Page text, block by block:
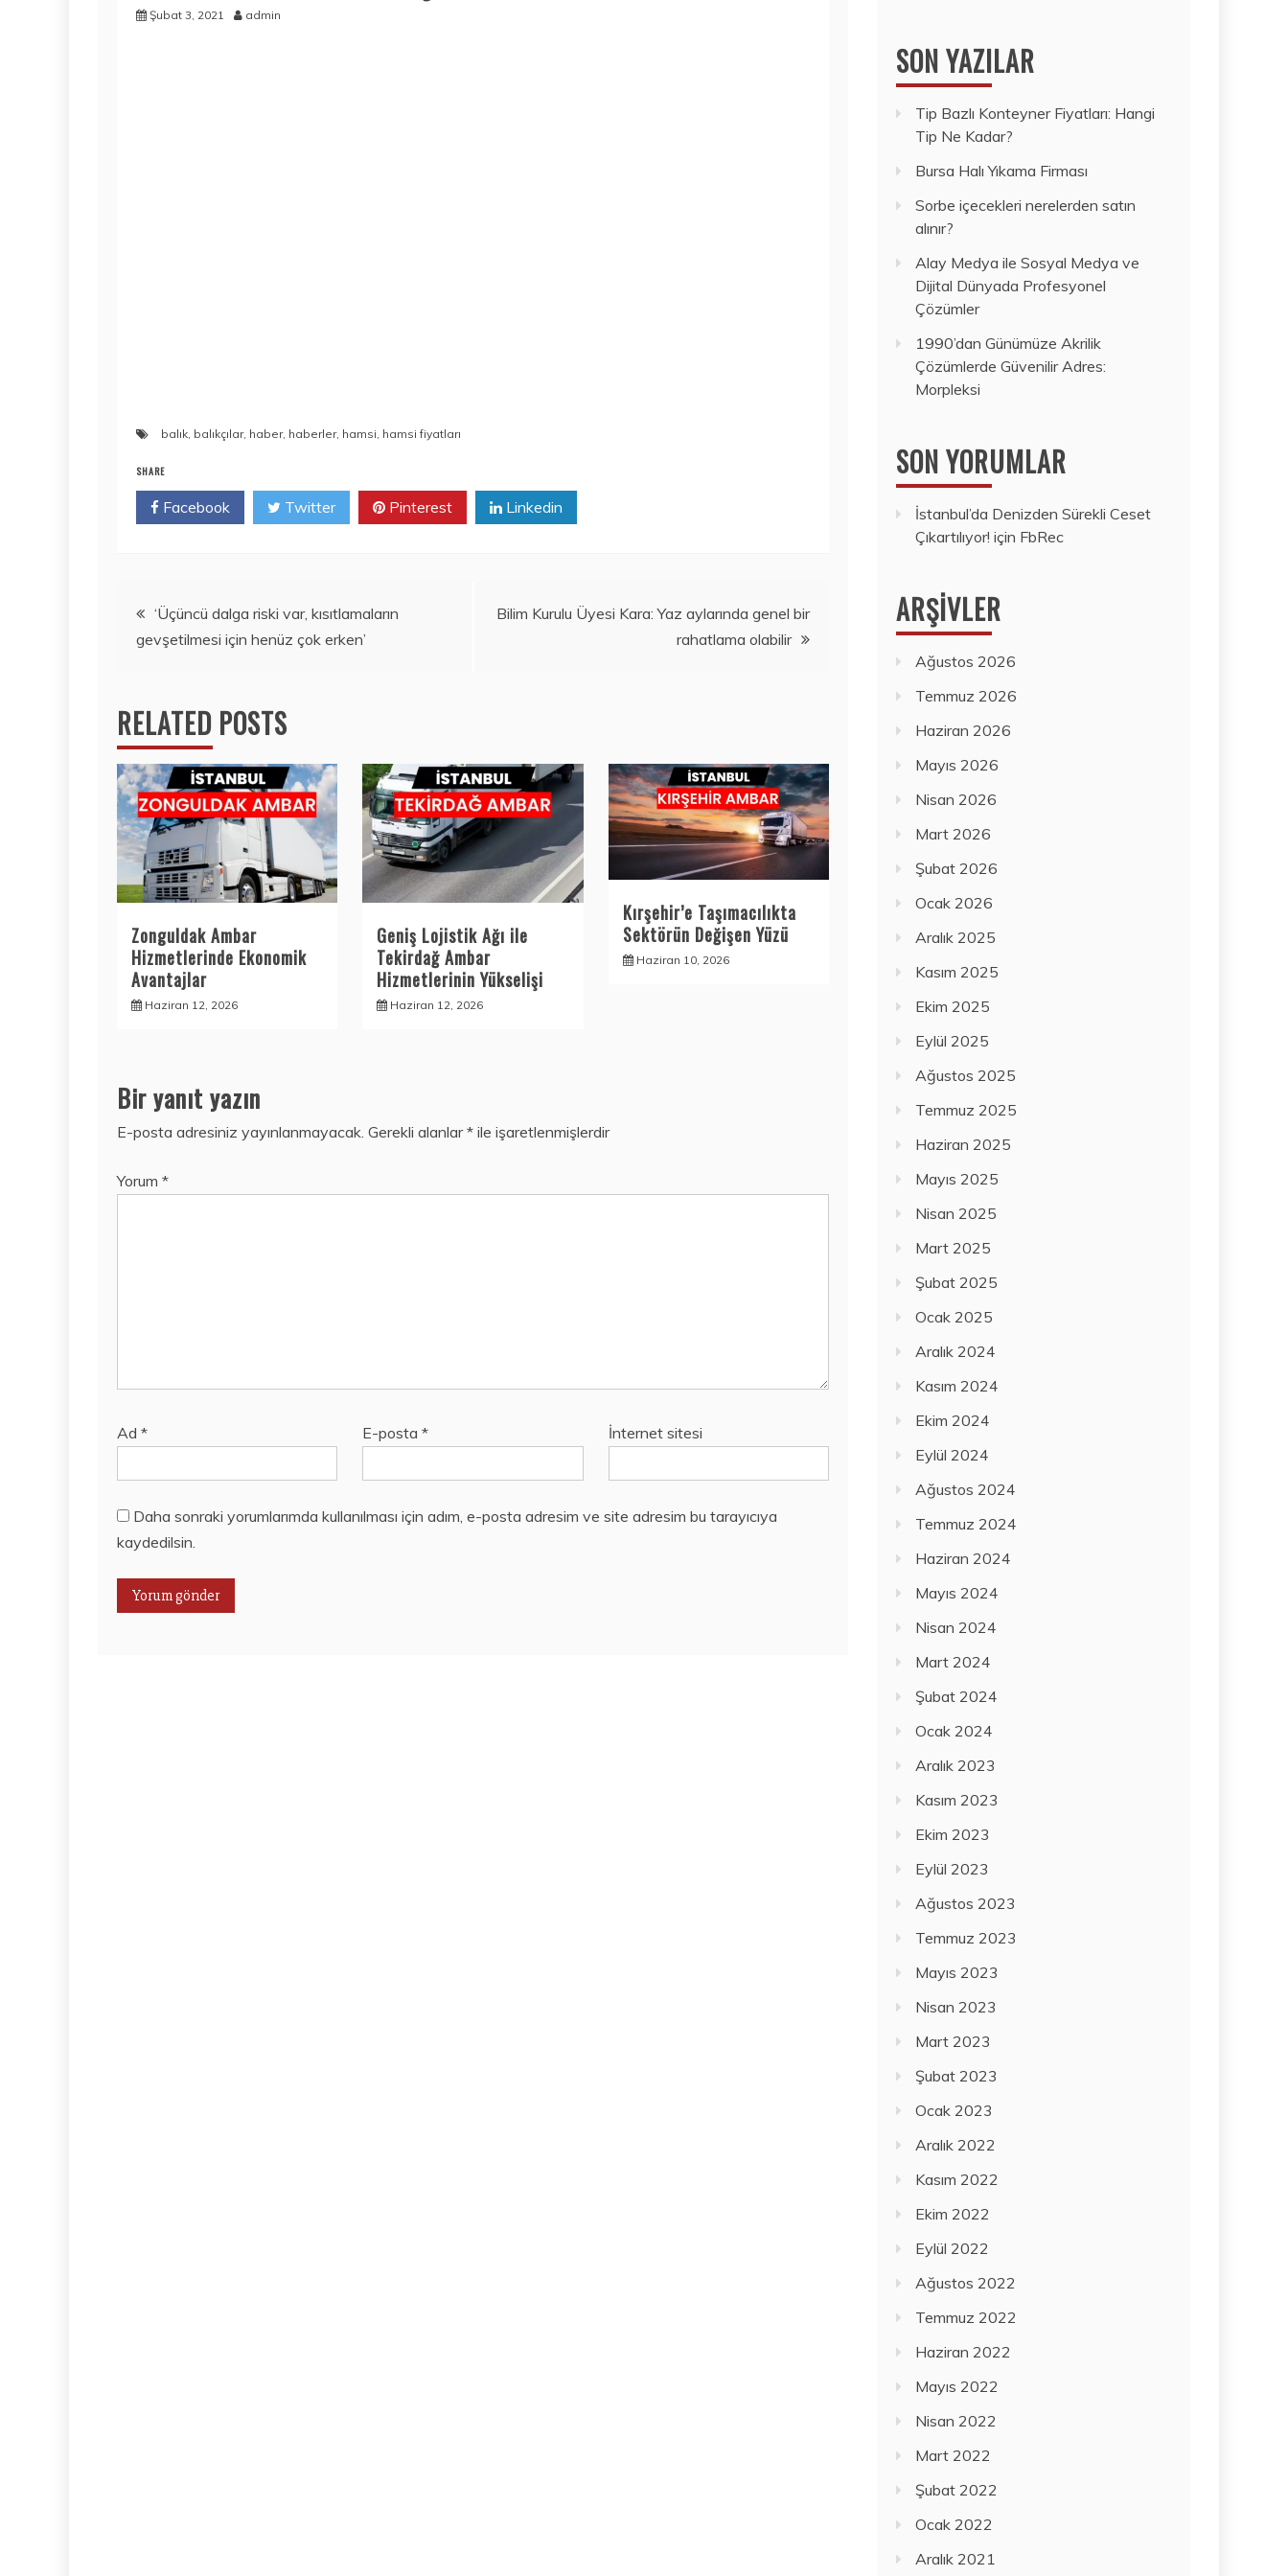
Şubat 3, 2021 admin
balık balıkçılar, haber, haberler, hamsi hamsi fiyatları
SHARE
Facebook Twitter Pinterest Linkedin
Yazı
gezinmesi
‘Üçüncü dalga riski var, kısıtlamaların
gevşetilmesi için henüz çok erken’
Bilim Kurulu Üyesi Kara: Yaz aylarında genel bir
rahatlama olabilir
RELATED POSTS
Zonguldak Ambar
Hizmetlerinde Ekonomik
Avantajlar
Haziran 12, 2026
Geniş Lojistik Ağı ile
Tekirdağ Ambar
Hizmetlerinin Yükselişi
Haziran 12, 2026
Kırşehir’e Taşımacılıkta
Sektörün Değişen Yüzü
Haziran 10, 2026
Bir yanıt yazın
E-posta adresiniz yayınlanmayacak. Gerekli alanlar* ile işaretlenmişlerdir
Yorum *
Ad * E-posta* İnternet sitesi
Daha sonraki yorumlarımda kullanılması için adım, e-posta adresim ve site adresim bu tarayıcıya
kaydedilsin.
SON YAZILAR
Tip Bazlı Konteyner Fiyatları: Hangi
Tip Ne Kadar?
Bursa Halı Yıkama Firması
Sorbe içecekleri nerelerden satın
alınır?
Alay Medya ile Sosyal Medya ve
Dijital Dünyada Profesyonel
Çözümler
1990’dan Günümüze Akrilik
Çözümlerde Güvenilir Adres:
Morpleksi
SON YORUMLAR
İstanbul’da Denizden Sürekli Ceset
Çıkartılıyor! için FbRec
ARŞIVLER
Ağustos 2026
Temmuz 2026
Haziran 2026
Mayıs 2026
Nisan 2026
Mart 2026
Şubat 2026
Ocak 2026
Aralık 2025
Kasım 2025
Ekim 2025
Eylül 2025
Ağustos 2025
Temmuz 2025
Haziran 2025
Mayıs 2025
Nisan 2025
Mart 2025
Şubat 2025
Ocak 2025
Aralık 2024
Kasım 2024
Ekim 2024
Eylül 2024
Ağustos 2024
Temmuz 2024
Haziran 2024
Mayıs 2024
Nisan 2024
Mart 2024
Şubat 2024
Ocak 2024
Aralık 2023
Kasım 2023
Ekim 2023
Eylül 2023
Ağustos 2023
Temmuz 2023
Mayıs 2023
Nisan 2023
Mart 2023
Şubat 2023
Ocak 2023
Aralık 2022
Kasım 2022
Ekim 2022
Eylül 2022
Ağustos 2022
Temmuz 2022
Haziran 2022
Mayıs 2022
Nisan 2022
Mart 2022
Şubat 2022
Ocak 2022
Aralık 2021